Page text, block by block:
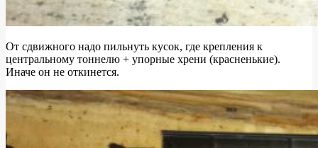
От сдвижного надо пильнуть кусок, где крепления к
центральному тоннелю + упорные хрени (красненькие).
Иначе он не откинется.